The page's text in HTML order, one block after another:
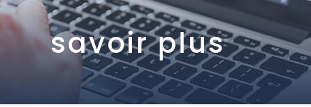
savoir plus